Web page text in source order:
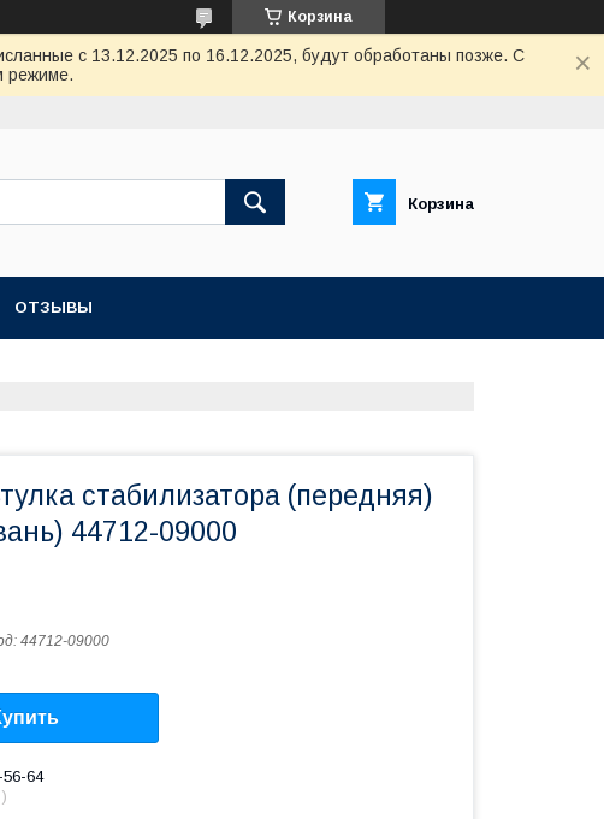
Корзина
с 13.12.2025 по 16.12.2025, будут обработаны позже. С
режиме.
Корзина
ОТЗЫВЫ
стабилизатора (передняя)
44712-09000
44712-09000
56-64